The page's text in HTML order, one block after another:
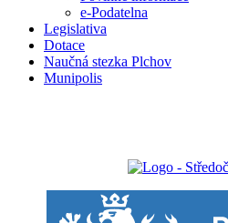
e-Podatelna
Legislativa
Dotace
Naučná stezka Plchov
Munipolis